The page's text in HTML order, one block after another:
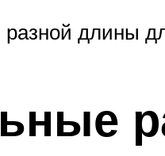
длины